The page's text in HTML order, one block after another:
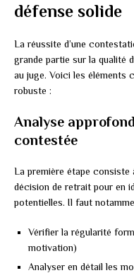
défense solide
La réussite d’une
grande partie sur la qualité
au juge. Voici les éléments
robuste :
Analyse
contestée
La première étape consiste
décision de retrait pour en
potentielles. Il faut
Vérifier la régularité
motivation)
Analyser en détail les